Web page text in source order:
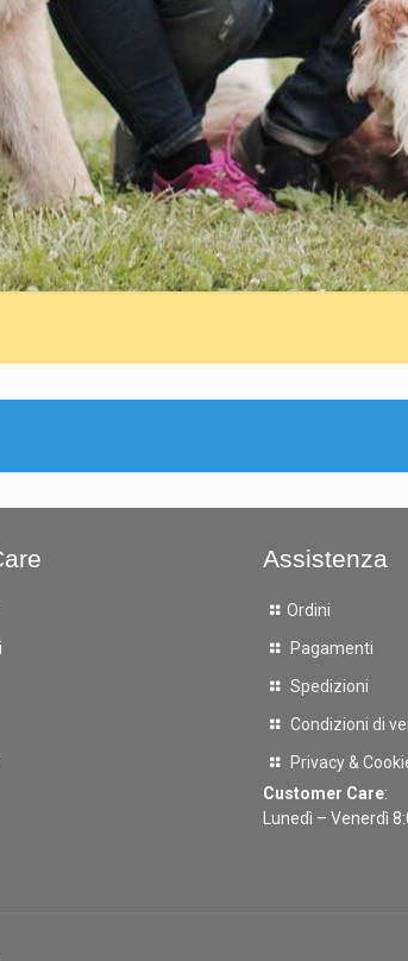
Assistenza
Ordini
Pagamenti
Spedizioni
Condizioni di
Privacy &
Customer Care:
Lunedì – Venerdì